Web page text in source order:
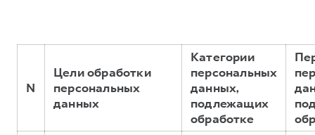
Система управления автопарком GWM Fleet
Сервис для корпоративных клиентов
HAVAL Лизинг
АКСЕССУАРЫ HAVAL
N
Цели обработки
персональных
данных
Категории
персональных
данных,
подлежащих
обработке